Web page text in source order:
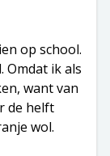
op school.
Omdat ik als
want van
de helft
wol.